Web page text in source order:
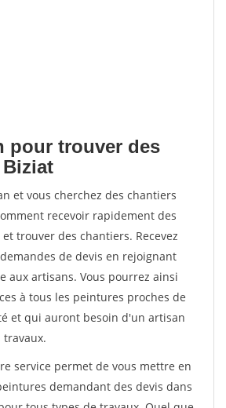
pour trouver des
et vous cherchez des chantiers
recevoir rapidement des
trouver des chantiers. Recevez
de devis en rejoignant
aux artisans. Vous pourrez ainsi
à tous les peintures proches de
et qui auront besoin d'un artisan
service permet de vous mettre en
demandant des devis dans